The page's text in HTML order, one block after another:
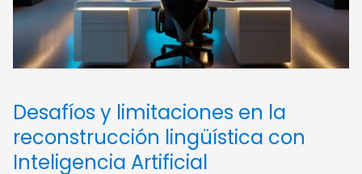
Desafíos y limitaciones en la
reconstrucción lingüística con
Inteligencia Artificial